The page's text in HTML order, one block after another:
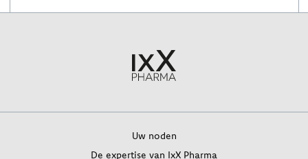
Uw noden
De expertise van IxX Pharma